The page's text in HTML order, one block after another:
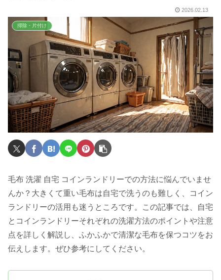
2026.02.13
掃除・片付け
毛布 洗濯 自宅 コインランドリーでの方法に悩んでいませ
んか？大きくて重い毛布は自宅で洗うのも難しく、コイン
ランドリーの活用も迷うところです。この記事では、自宅
とコインランドリーそれぞれの洗濯方法のポイントや注意
点を詳しく解説し、ふかふかで清潔な毛布を保つコツをお
伝えします。ぜひ参考にしてください。